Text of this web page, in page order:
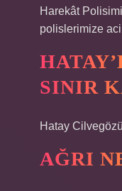
Harekât
polislerimize
SINIR
Hatay
AĞRI